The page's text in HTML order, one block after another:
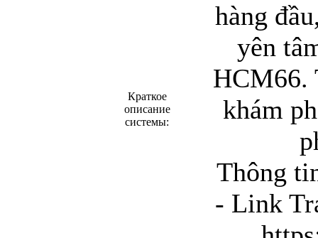
Краткое
описание
системы:
hàng
yên
HCM66.
khám
Thông
- Link